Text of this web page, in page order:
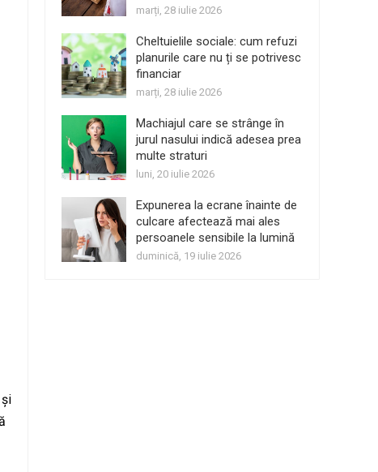
marți, 28 iulie 2026
Cheltuielile sociale: cum refuzi
planurile care nu ți se potrivesc
financiar
marți, 28 iulie 2026
Machiajul care se strânge în
jurul nasului indică adesea prea
multe straturi
luni, 20 iulie 2026
Expunerea la ecrane înainte de
culcare afectează mai ales
persoanele sensibile la lumină
duminică, 19 iulie 2026